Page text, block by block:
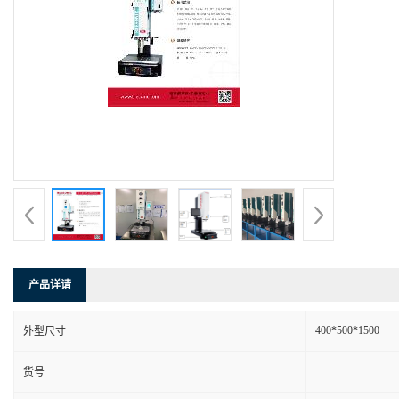
产品详请
外型尺寸 400*500*1500
货号